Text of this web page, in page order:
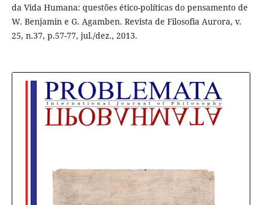
da Vida Humana: questões ético-políticas do pensamento de
W. Benjamin e G. Agamben. Revista de Filosofia Aurora, v.
25, n.37, p.57-77, jul./dez., 2013.